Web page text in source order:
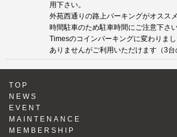
用下さい。
外苑西通りの路上パーキングがオスス
時間駐車のため駐車時間にご注意下さ
Timesのコインパーキングに変わりま
ありませんがご利用いただけます（3台
TOP
NEWS
EVENT
MAINTENANCE
MEMBERSHIP